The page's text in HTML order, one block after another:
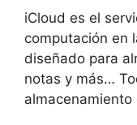
iCloud es el
computación en
diseñado para
notas y más…